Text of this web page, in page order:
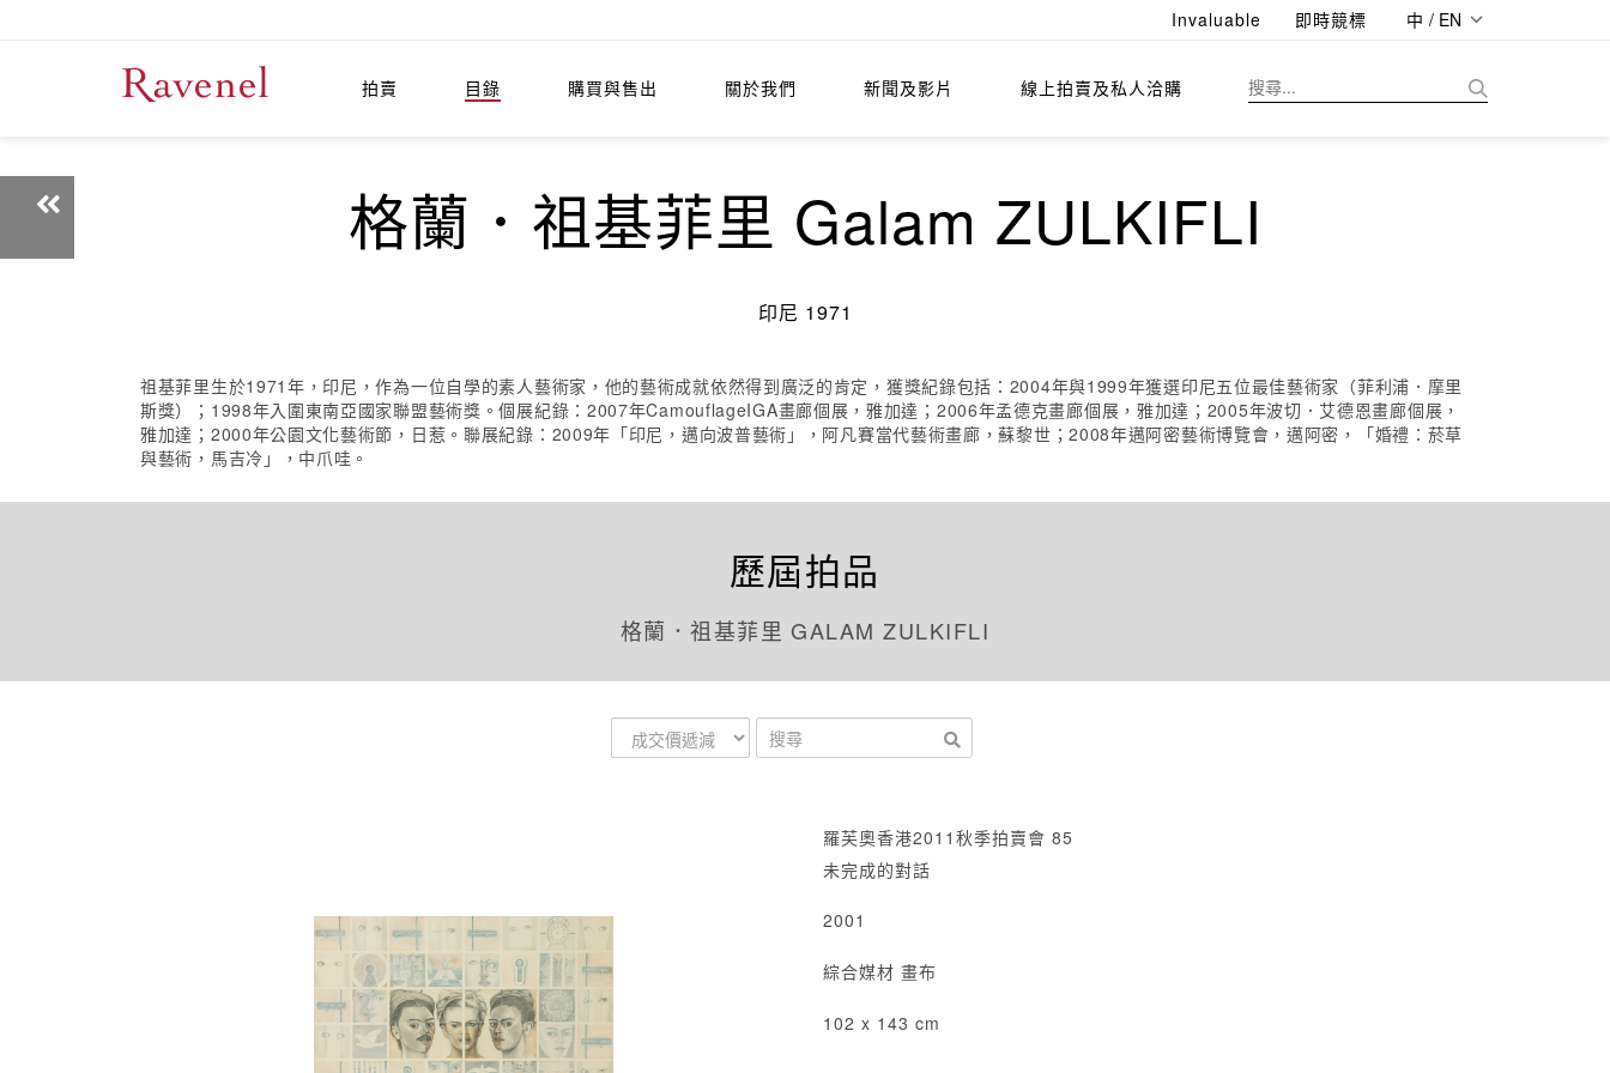
Invaluable 即時競標 中 / EN
拍賣 目錄 購買與售出 關於我們 新聞及影片 線上拍賣及私人洽購
格蘭．祖基菲里 Galam ZULKIFLI
印尼 1971
祖基菲里生於1971年，印尼，作為一位自學的素人藝術家，他的藝術成就依然得到廣泛的肯定，獲獎紀錄包括：2004年與1999年獲選印尼五位最佳藝術家（菲利浦．摩里
斯獎）；1998年入圍東南亞國家聯盟藝術獎。個展紀錄：2007年CamouflageIGA畫廊個展，雅加達；2006年孟德克畫廊個展，雅加達；2005年波切．艾德恩畫廊個展，
雅加達；2000年公園文化藝術節，日惹。聯展紀錄：2009年「印尼，邁向波普藝術」，阿凡賽當代藝術畫廊，蘇黎世；2008年邁阿密藝術博覽會，邁阿密，「婚禮：菸草
與藝術，馬吉冷」，中爪哇。
歷屆拍品
格蘭．祖基菲里 GALAM ZULKIFLI
羅芙奧香港2011秋季拍賣會 85
未完成的對話
2001
綜合媒材 畫布
102 x 143 cm